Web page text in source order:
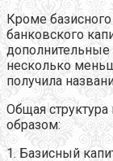
Кроме
банковского
несколько
получила
Общая
образом:
1. Базисный